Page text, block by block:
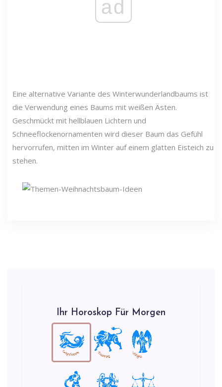
ad
Eine alternative Variante des Winterwunderlandbaums ist
die Verwendung eines Baums mit weißen Ästen.
Geschmückt mit hellblauen Lichtern und
Schneeflockenornamenten wird dieser Baum das Gefühl
hervorrufen, mitten im Winter auf einem glatten Eisteich zu
stehen.
Ihr Horoskop Für Morgen